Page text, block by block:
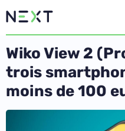
Wiko View 2
trois
moins de 100